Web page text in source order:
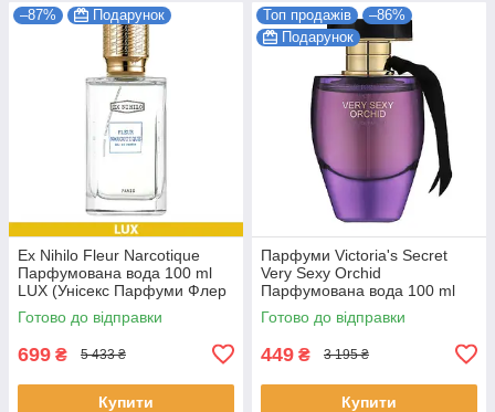
–87% Подарунок
Ex Nihilo Fleur Narcotique
Парфумована вода 100 ml
LUX (Унісекс Парфуми Флер
Наркотика EDP)
Готово до відправки
699 ₴ 5 433 ₴
Купити
Топ продажів
–86%
Подарунок
Парфуми Victoria's Secret
Very Sexy Orchid
Парфумована вода 100 ml
(Victoria's Secret Very Sexy
Orchid Жіночі)
Готово до відправки
449 ₴ 3 195 ₴
Купити